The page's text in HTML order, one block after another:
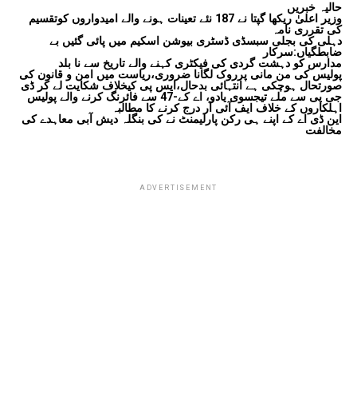
حالیہ خبریں
وزیر اعلیٰ ریکھا گپتا نے 187 نئے تعینات ہونے والے امیدواروں کوتقسیم
کی تقرری نامہ
دہلی کی بجلی سبسڈی ڈسٹری بیوشن اسکیم میں پائی گئیں بے
ضابطگیاں:سرکار
مدارس کو دہشت گردی کی فیکٹری کہنے والے تاریخ سے نا بلد
پولیس کی من مانی پرروک لگانا ضروری،ریاست میں امن و قانون کی
صورتحال ہوچکی ہے انتہائی بدحال،ایس پی کیخلاف شکایت لے کر ڈی
جی پی سے ملے تیجسوی یادو، اے کے-47 سے فائرنگ کرنے والے پولیس
اہلکاروں کے خلاف ایف آئی آر درج کرنے کا مطالبہ
این ڈی اے کے اپنے ہی رکن پارلیمنٹ نے کی بنگلہ دیش آبی معاہدے کی
مخالفت
ADVERTISEMENT